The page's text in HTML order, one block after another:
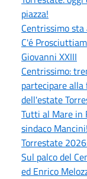
piazza!
Centrissimo sta
C'é
Giovanni XXIII
Centrissimo:
partecipare
dell'estate
Tutti al Mare in
sindaco Mancini!
Torrestate
Sul palco del
ed Enrico